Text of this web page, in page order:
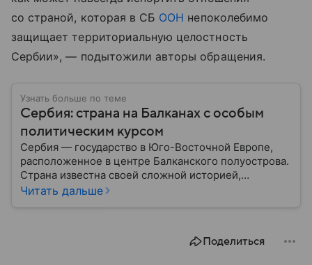
со страной, которая в СБ ООН непоколебимо
защищает территориальную целостность
Сербии», — подытожили авторы обращения.
Узнать больше по теме
Сербия: страна на Балканах с особым
политическим курсом
Сербия — государство в Юго-Восточной Европе,
расположенное в центре Балканского полуострова.
Страна известна своей сложной историей,
культурным наследием и особым
Читать дальше
Поделиться